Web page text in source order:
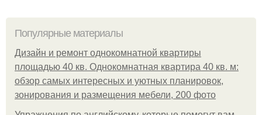
Популярные материалы
Дизайн и ремонт однокомнатной квартиры
площадью 40 кв. Однокомнатная квартира 40 кв. м:
обзор самых интересных и уютных планировок,
зонирования и размещения мебели, 200 фото